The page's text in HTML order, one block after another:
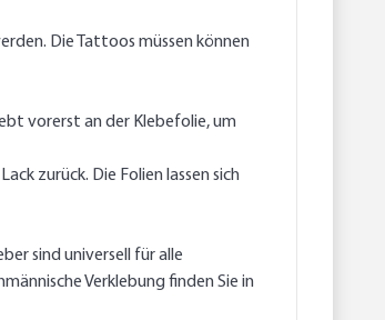
Die Tattoos müssen können
vorerst an der Klebefolie, um
zurück. Die Folien lassen sich
sind universell für alle
Verklebung finden Sie in